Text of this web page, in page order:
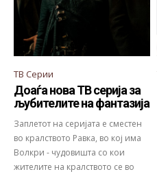
ТВ Серии
Доаѓа нова ТВ серија за
љубителите на фантазија
Заплетот на серијата е сместен
во кралството Равка, во кој има
Волкри - чудовишта со кои
жителите на кралството се во